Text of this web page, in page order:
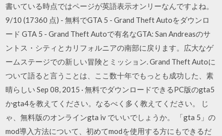
書いている時点ではページが英語表示オンリーなんですよね。
9/10 (17360 点) - 無料でGTA 5 - Grand Theft Autoをダウンロ
ード GTA 5 - Grand Theft Autoで有名なGTA: San Andreasのサ
ントス・シティとカリフォルニアの南部に戻ります。広大なゲ
ームステージでの新しい冒険とミッション. Grand Theft Autoに
ついて語ると言うことは、ここ数十年でもっとも成功した、素
晴らしい Sep 08, 2015 · 無料でダウンロードできるPC版のgta5
かgta4を教えてください。なるべく多く教えてください。 じ
ゃ、無料版のオンラインgta iv でいいでしょうか。 「gta 5」の
mod導入方法について、初めてmodを使用する方にもできるだ